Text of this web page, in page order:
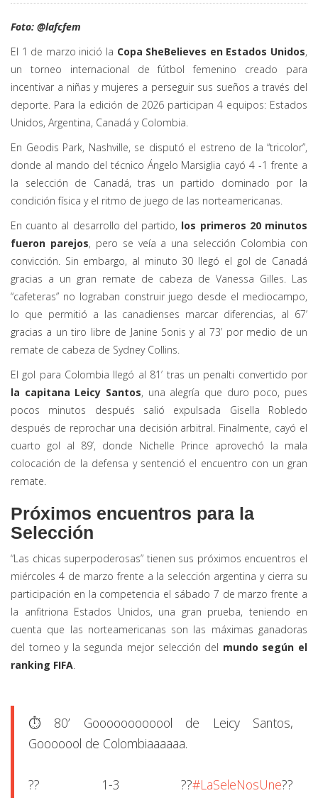
Foto: @lafcfem
El 1 de marzo inició la Copa SheBelieves en Estados Unidos,
un torneo internacional de fútbol femenino creado para
incentivar a niñas y mujeres a perseguir sus sueños a través del
deporte. Para la edición de 2026 participan 4 equipos: Estados
Unidos, Argentina, Canadá y Colombia.
En Geodis Park, Nashville, se disputó el estreno de la “tricolor”,
donde al mando del técnico Ángelo Marsiglia cayó 4 -1 frente a
la selección de Canadá, tras un partido dominado por la
condición física y el ritmo de juego de las norteamericanas.
En cuanto al desarrollo del partido, los primeros 20 minutos
fueron parejos, pero se veía a una selección Colombia con
convicción. Sin embargo, al minuto 30 llegó el gol de Canadá
gracias a un gran remate de cabeza de Vanessa Gilles. Las
“cafeteras” no lograban construir juego desde el mediocampo,
lo que permitió a las canadienses marcar diferencias, al 67’
gracias a un tiro libre de Janine Sonis y al 73’ por medio de un
remate de cabeza de Sydney Collins.
El gol para Colombia llegó al 81’ tras un penalti convertido por
la capitana Leicy Santos, una alegría que duro poco, pues
pocos minutos después salió expulsada Gisella Robledo
después de reprochar una decisión arbitral. Finalmente, cayó el
cuarto gol al 89’, donde Nichelle Prince aprovechó la mala
colocación de la defensa y sentenció el encuentro con un gran
remate.
Próximos encuentros para la
Selección
“Las chicas superpoderosas” tienen sus próximos encuentros el
miércoles 4 de marzo frente a la selección argentina y cierra su
participación en la competencia el sábado 7 de marzo frente a
la anfitriona Estados Unidos, una gran prueba, teniendo en
cuenta que las norteamericanas son las máximas ganadoras
del torneo y la segunda mejor selección del mundo según el
ranking FIFA.
⏱️ 80’ Goooooooooool de Leicy Santos,
Gooooool de Colombiaaaaaa.
?? 1-3 ??#LaSeleNosUne??